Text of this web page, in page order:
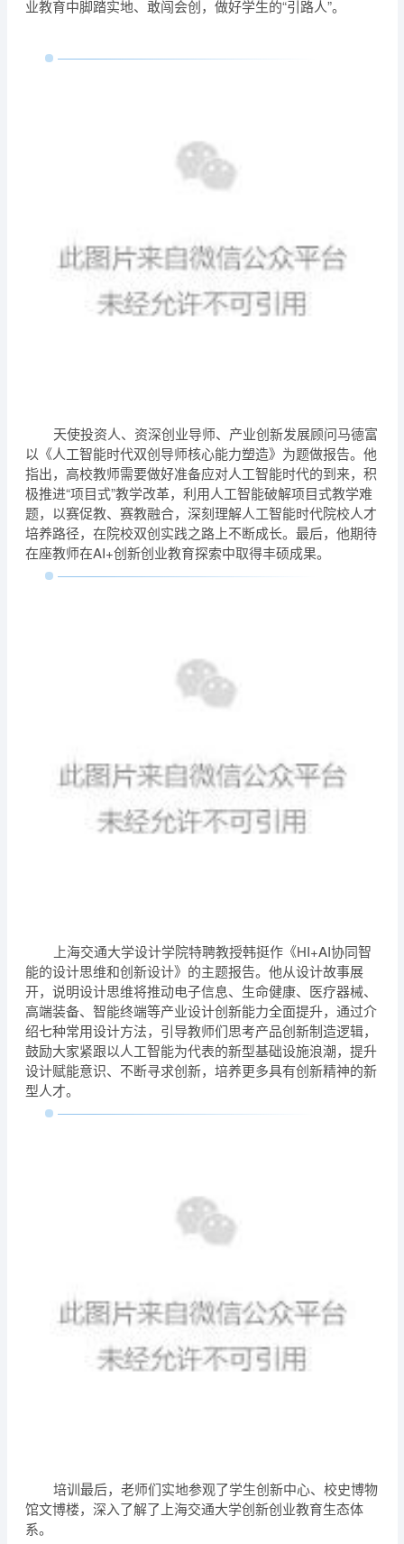
业教育中脚踏实地、敢闯会创，做好学生的“引路人”。
天使投资人、资深创业导师、产业创新发展顾问马德富
以《人工智能时代双创导师核心能力塑造》为题做报告。他
指出，高校教师需要做好准备应对人工智能时代的到来，积
极推进“项目式”教学改革，利用人工智能破解项目式教学难
题，以赛促教、赛教融合，深刻理解人工智能时代院校人才
培养路径，在院校双创实践之路上不断成长。最后，他期待
在座教师在AI+创新创业教育探索中取得丰硕成果。
上海交通大学设计学院特聘教授韩挺作《HI+AI协同智
能的设计思维和创新设计》的主题报告。他从设计故事展
开，说明设计思维将推动电子信息、生命健康、医疗器械、
高端装备、智能终端等产业设计创新能力全面提升，通过介
绍七种常用设计方法，引导教师们思考产品创新制造逻辑，
鼓励大家紧跟以人工智能为代表的新型基础设施浪潮，提升
设计赋能意识、不断寻求创新，培养更多具有创新精神的新
型人才。
培训最后，老师们实地参观了学生创新中心、校史博物
馆文博楼，深入了解了上海交通大学创新创业教育生态体
系。